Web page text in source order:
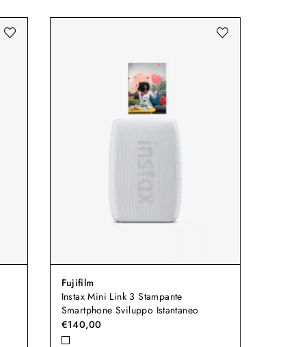
Fujifilm
Instax Mini Link 3 Stampante
Smartphone Sviluppo Istantaneo
€140,00